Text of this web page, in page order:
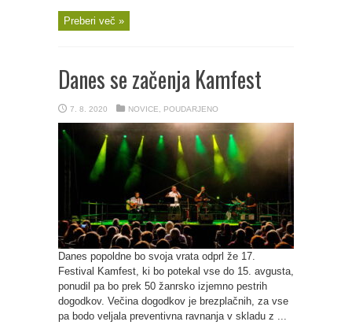
Preberi več »
Danes se začenja Kamfest
7. 8. 2020 NOVICE POUDARJENO
Danes popoldne bo svoja vrata odprl že 17.
Festival Kamfest, ki bo potekal vse do 15. avgusta,
ponudil pa bo prek 50 žanrsko izjemno pestrih
dogodkov. Večina dogodkov je brezplačnih, za vse
pa bodo veljala preventivna ravnanja v skladu z ...